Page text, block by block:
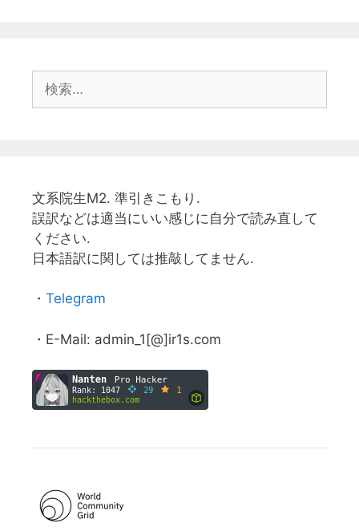
索:
文系院生M2. 準引きこもり.
誤訳などは適当にいい感じに自分で読み直して
ください.
日本語訳に関しては推敲してません.
・ Telegram
・E-Mail: admin_1[@]ir1s.com